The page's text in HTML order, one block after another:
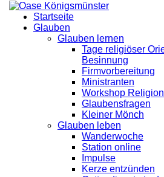
Startseite
Glauben
Glauben lernen
Tage religiöser
Besinnung
Firmvorbereitung
Ministranten
Workshop
Glaubensfragen
Kleiner Mönch
Glauben leben
Wanderwoche
Station online
Impulse
Kerze entzünden